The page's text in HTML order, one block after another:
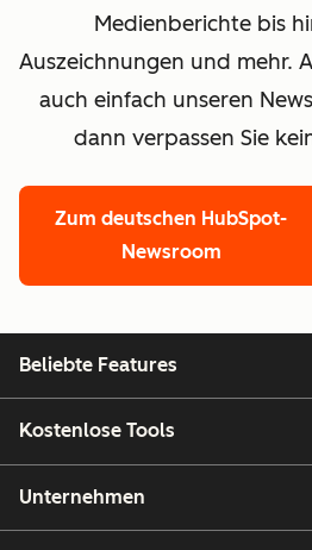
Medienberichte bis
Auszeichnungen und mehr.
auch einfach unseren
dann verpassen Sie
Zum deutschen HubSpot-
Newsroom
Beliebte Features
Kostenlose Tools
Unternehmen